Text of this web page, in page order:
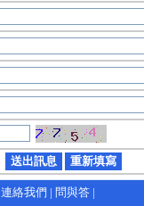
連絡我們 | 問與答|